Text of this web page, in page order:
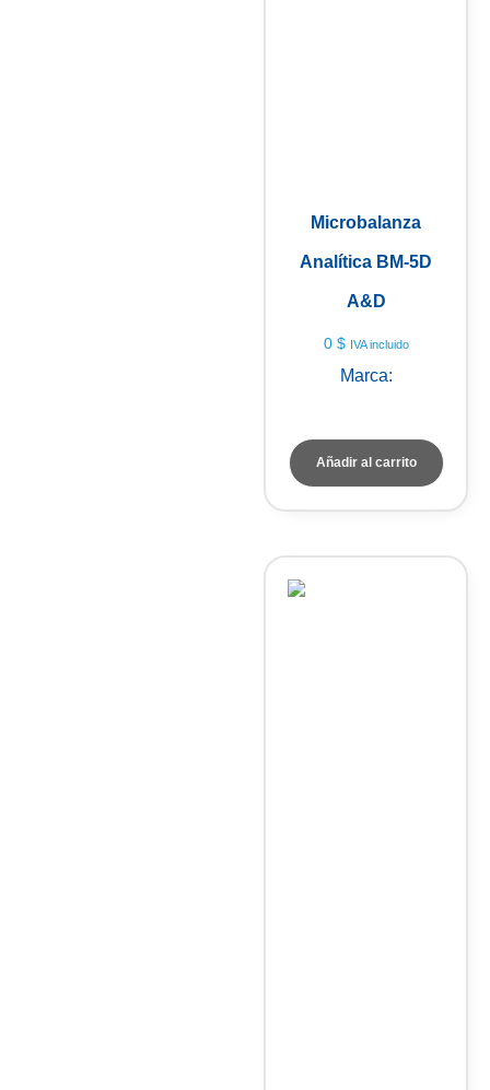
Microbalanza
Analítica BM-5D
A&D
0 $ IVA incluido
Marca:
Añadir al carrito